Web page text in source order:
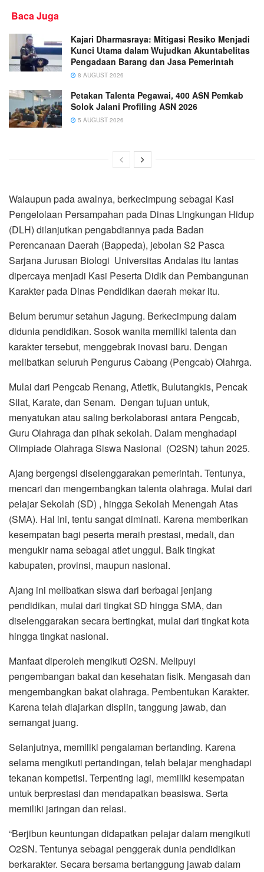
Baca Juga
Kajari Dharmasraya: Mitigasi Resiko Menjadi
Kunci Utama dalam Wujudkan Akuntabelitas
Pengadaan Barang dan Jasa Pemerintah
8 AUGUST 2026
Petakan Talenta Pegawai, 400 ASN Pemkab
Solok Jalani Profiling ASN 2026
5 AUGUST 2026
Walaupun pada awalnya, berkecimpung sebagai Kasi
Pengelolaan Persampahan pada Dinas Lingkungan Hidup
(DLH) dilanjutkan pengabdiannya pada Badan
Perencanaan Daerah (Bappeda), jebolan S2 Pasca
Sarjana Jurusan Biologi Universitas Andalas itu lantas
dipercaya menjadi Kasi Peserta Didik dan Pembangunan
Karakter pada Dinas Pendidikan daerah mekar itu.
Belum berumur setahun Jagung. Berkecimpung dalam
didunia pendidikan. Sosok wanita memiliki talenta dan
karakter tersebut, menggebrak inovasi baru. Dengan
melibatkan seluruh Pengurus Cabang (Pengcab) Olahrga.
Mulai dari Pengcab Renang, Atletik, Bulutangkis, Pencak
Silat, Karate, dan Senam. Dengan tujuan untuk,
menyatukan atau saling berkolaborasi antara Pengcab,
Guru Olahraga dan pihak sekolah. Dalam menghadapi
Olimpiade Olahraga Siswa Nasional (O2SN) tahun 2025.
Ajang bergengsi diselenggarakan pemerintah. Tentunya,
mencari dan mengembangkan talenta olahraga. Mulai dari
pelajar Sekolah (SD) , hingga Sekolah Menengah Atas
(SMA). Hal ini, tentu sangat diminati. Karena memberikan
kesempatan bagi peserta meraih prestasi, medali, dan
mengukir nama sebagai atlet unggul. Baik tingkat
kabupaten, provinsi, maupun nasional.
Ajang ini melibatkan siswa dari berbagai jenjang
pendidikan, mulai dari tingkat SD hingga SMA, dan
diselenggarakan secara bertingkat, mulai dari tingkat kota
hingga tingkat nasional.
Manfaat diperoleh mengikuti O2SN. Melipuyi
pengembangan bakat dan kesehatan fisik. Mengasah dan
mengembangkan bakat olahraga. Pembentukan Karakter.
Karena telah diajarkan displin, tanggung jawab, dan
semangat juang.
Selanjutnya, memiliki pengalaman bertanding. Karena
selama mengikuti pertandingan, telah belajar menghadapi
tekanan kompetisi. Terpenting lagi, memiliki kesempatan
untuk berprestasi dan mendapatkan beasiswa. Serta
memiliki jaringan dan relasi.
“Berjibun keuntungan didapatkan pelajar dalam mengikuti
O2SN. Tentunya sebagai penggerak dunia pendidikan
berkarakter. Secara bersama bertanggung jawab dalam